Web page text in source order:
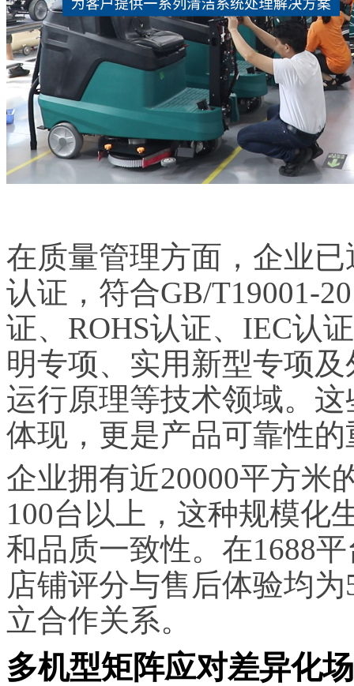
在质量管理方面，企业已
认证，符合GB/T19001-
证、ROHS认证、IEC认
明专项、实用新型专项
运行原理等技术领域。
体现，更是产品可靠性
企业拥有近20000平方米
100台以上，这种规模化
和品质一致性。在1688
店铺评分与售后体验均
立合作关系。
多机型矩阵应对差异化